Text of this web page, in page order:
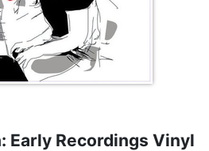
Early Recordings Vinyl